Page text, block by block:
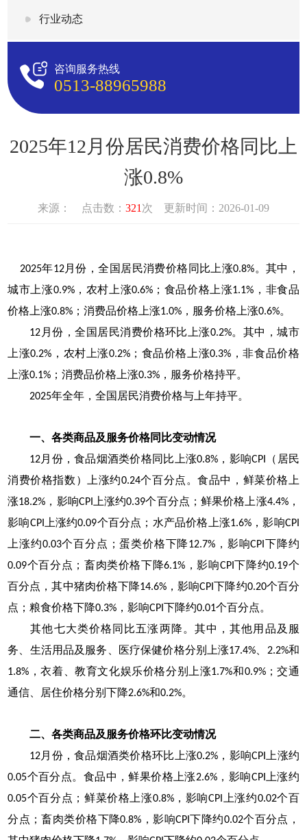
行业动态
咨询服务热线
0513-88965988
2025年12月份居民消费价格同比上
涨0.8%
来源： 点击数： 321 次 更新时间：2026-01-09
2025年12月份，全国居民消费价格同比上涨0.8%。其中，
城市上涨0.9%，农村上涨0.6% ；食品价格上涨1.1% ，非食品
价格上涨0.8% ；消费品价格上涨1.0% ，服务价格上涨0.6%。
12 月份，全国居民消费价格环比上涨0.2%。其中，城市
上涨0.2% ，农村上涨0.2% ；食品价格上涨0.3% ，非食品价格
上涨0.1% ；消费品价格上涨0.3% ，服务价格持平。
2025年全年，全国居民消费价格与上年持平。
一、各类商品及服务价格同比变动情况
12月份，食品烟酒类价格同比上涨0.8% ，影响CPI
（居民
消费价格指数）上涨约0.24个百分点。食品中，鲜菜价格上
涨18.2% ，影响CPI 上涨约0.39个百分点；鲜果价格上涨4.4%，
影响CPI 上涨约0.09个百分点；水产品价格上涨1.6% ，影响CPI
上涨约0.03个百分点；蛋类价格下降12.7% ，影响CPI 下降约
0.09个百分点；畜肉类价格下降6.1% ，影响CPI 下降约0.19个
百分点，其中猪肉价格下降14.6% ，影响CPI 下降约0.20个百分
点；粮食价格下降0.3% ，影响CPI 下降约0.01个百分点。
其他七大类价格同比五涨两降。其中，其他用品及服
务、生活用品及服务、医疗保健价格分别上涨17.4% 2.2%和
1.8% ，衣着、教育文化娱乐价格分别上涨1.7%和0.9%；交通
通信、居住价格分别下降2.6%和0.2%。
二、各类商品及服务价格环比变动情况
12月份，食品烟酒类价格环比上涨0.2% ，影响CPI 上涨约
0.05个百分点。食品中，鲜果价格上涨2.6%，影响CPI 上涨约
0.05个百分点；鲜菜价格上涨0.8%，影响CPI 上涨约0.02个百
分点；畜肉类价格下降0.8% ，影响CPI 下降约0.02个百分点，